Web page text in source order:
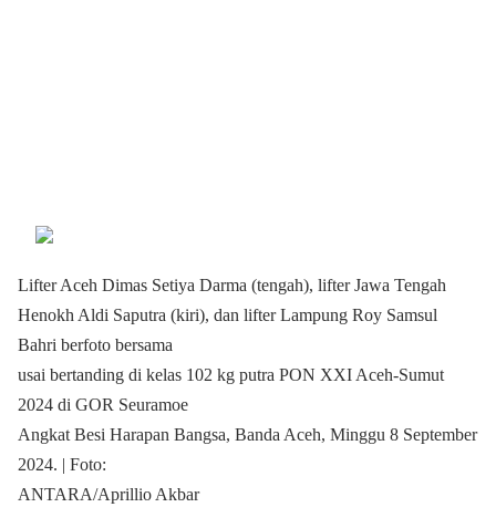
Lifter Aceh Dimas Setiya Darma (tengah), lifter Jawa Tengah
Henokh Aldi Saputra (kiri), dan lifter Lampung Roy Samsul
Bahri berfoto bersama
usai bertanding di kelas 102 kg putra PON XXI Aceh-Sumut
2024 di GOR Seuramoe
Angkat Besi Harapan Bangsa, Banda Aceh, Minggu 8 September
2024. | Foto:
ANTARA/Aprillio Akbar